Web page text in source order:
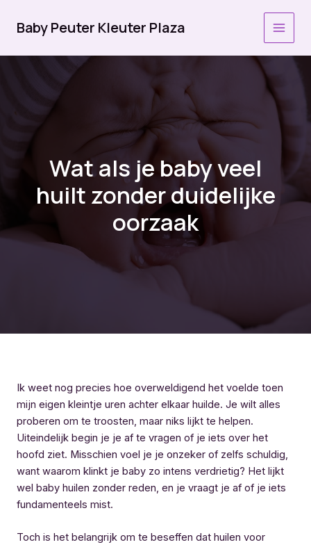
naar
inhoud
Baby Peuter Kleuter Plaza
Wat als je baby veel
huilt zonder duidelijke
oorzaak
Ik weet nog precies hoe overweldigend het voelde toen
mijn eigen kleintje uren achter elkaar huilde. Je wilt alles
proberen om te troosten, maar niks lijkt te helpen.
Uiteindelijk begin je je af te vragen of je iets over het
hoofd ziet. Misschien voel je je onzeker of zelfs schuldig,
want waarom klinkt je baby zo intens verdrietig? Het lijkt
wel baby huilen zonder reden, en je vraagt je af of je iets
fundamenteels mist.
Toch is het belangrijk om te beseffen dat huilen voor